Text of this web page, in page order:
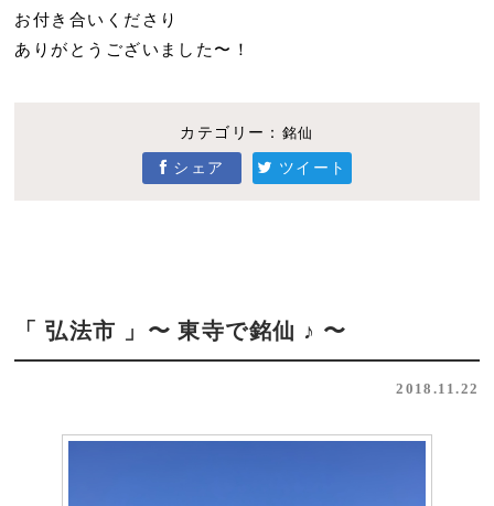
お付き合いくださり
ありがとうございました〜！
カテゴリー： 銘仙
シェア ツイート
「 弘法市 」〜 東寺で銘仙 ♪ 〜
2018.11.22